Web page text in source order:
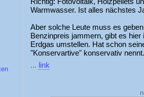
Warmwasser. Ist alles nächstes
Aber solche Leute muss es
Benzinpreis jammern, gibt es
Erdgas umstellen. Hat schon
"Konservartive" konservativ nennt.
... link